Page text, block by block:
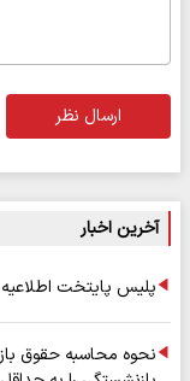
ارسال نظر
آخرین اخبار
پلیس پایتخت
نحوه محاسبه حقوق